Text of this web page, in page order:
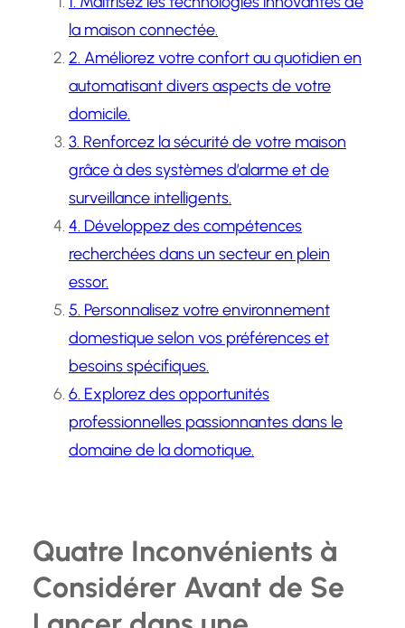
la maison connectée.
2. Améliorez votre confort au quotidien en
automatisant divers aspects de votre
domicile.
3. Renforcez la sécurité de votre maison
grâce à des systèmes d’alarme et de
surveillance intelligents.
4. Développez des compétences
recherchées dans un secteur en plein
essor.
5. Personnalisez votre environnement
domestique selon vos préférences et
besoins spécifiques.
6. Explorez des opportunités
professionnelles passionnantes dans le
domaine de la domotique.
Quatre Inconvénients à
Considérer Avant de Se